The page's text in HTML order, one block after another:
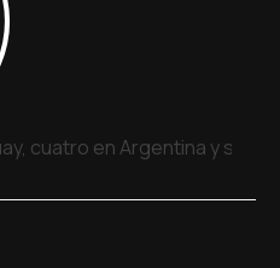
cuatro en Argentina y